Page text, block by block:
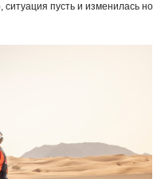
пусть и изменилась но